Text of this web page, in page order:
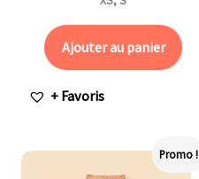
Ajouter au panier
+ Favoris
Promo !